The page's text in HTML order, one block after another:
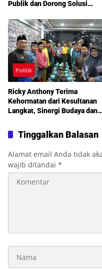
Publik dan Dorong Solusi
DPRD Medan
Politik
Ricky Anthony Terima
Kehormatan dari Kesultanan
Langkat, Sinergi Budaya dan
Diperkuat
Tinggalkan Balasan
Alamat email Anda tidak
wajib ditandai *